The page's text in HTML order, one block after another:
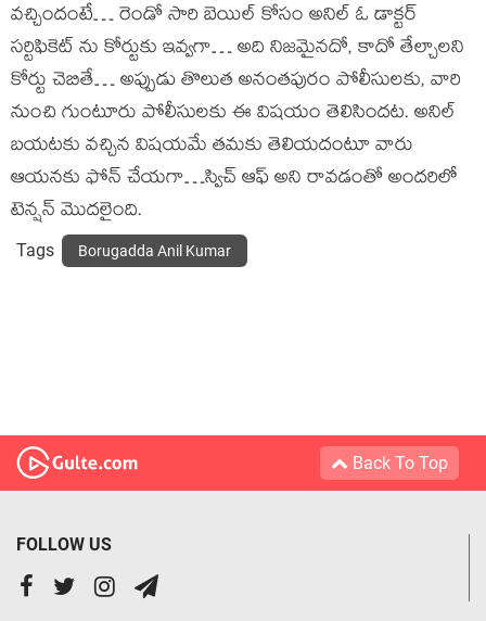
వచ్చిందంటే… రెండో సారి బెయిల్ కోసం అనిల్ ఓ డాక్టర్
సర్టిఫికెట్ ను కోర్టుకు ఇవ్వగా… అది నిజమైనదో, కాదో తేల్చాలని
కోర్టు చెబితే… అప్పుడు తొలుత అనంతపురం పోలీసులకు, వారి
నుంచి గుంటూరు పోలీసులకు ఈ విషయం తెలిసిందట. అనిల్
బయటకు వచ్చిన విషయమే తమకు తెలియదంటూ వారు
ఆయనకు ఫోన్ చేయగా…స్విచ్ ఆఫ్ అని రావడంతో అందరిలో
టెన్షన్ మొదలైంది.
Tags Borugadda Anil Kumar
Back To Top
FOLLOW US